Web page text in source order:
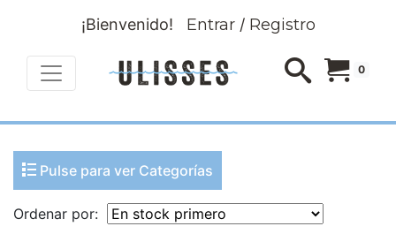
¡Bienvenido! Entrar/ Registro
0
Pulse para ver Categorías
Ordenar por: